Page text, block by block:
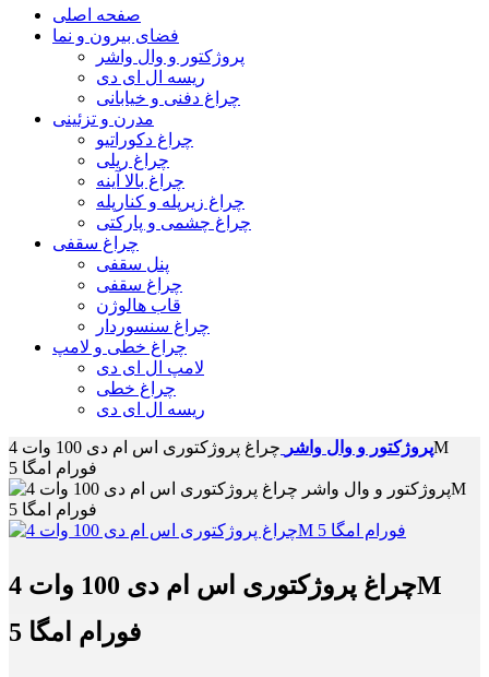
صفحه اصلی
فضای بیرون و نما
پروژکتور و وال واشر
ریسه ال ای دی
چراغ دفنی و خیابانی
مدرن و تزئینی
چراغ دکوراتیو
چراغ ریلی
چراغ بالا آینه
چراغ زیرپله و کنارپله
چراغ چشمی و پارکتی
چراغ سقفی
پنل سقفی
چراغ سقفی
قاب هالوژن
چراغ سنسوردار
چراغ خطی و لامپ
لامپ ال ای دی
چراغ خطی
ریسه ال ای دی
پروژکتور و وال واشر
چراغ پروژکتوری اس ام دی 100 وات 4M
فورام امگا 5
چراغ پروژکتوری اس ام دی 100 وات 4M
فورام امگا 5